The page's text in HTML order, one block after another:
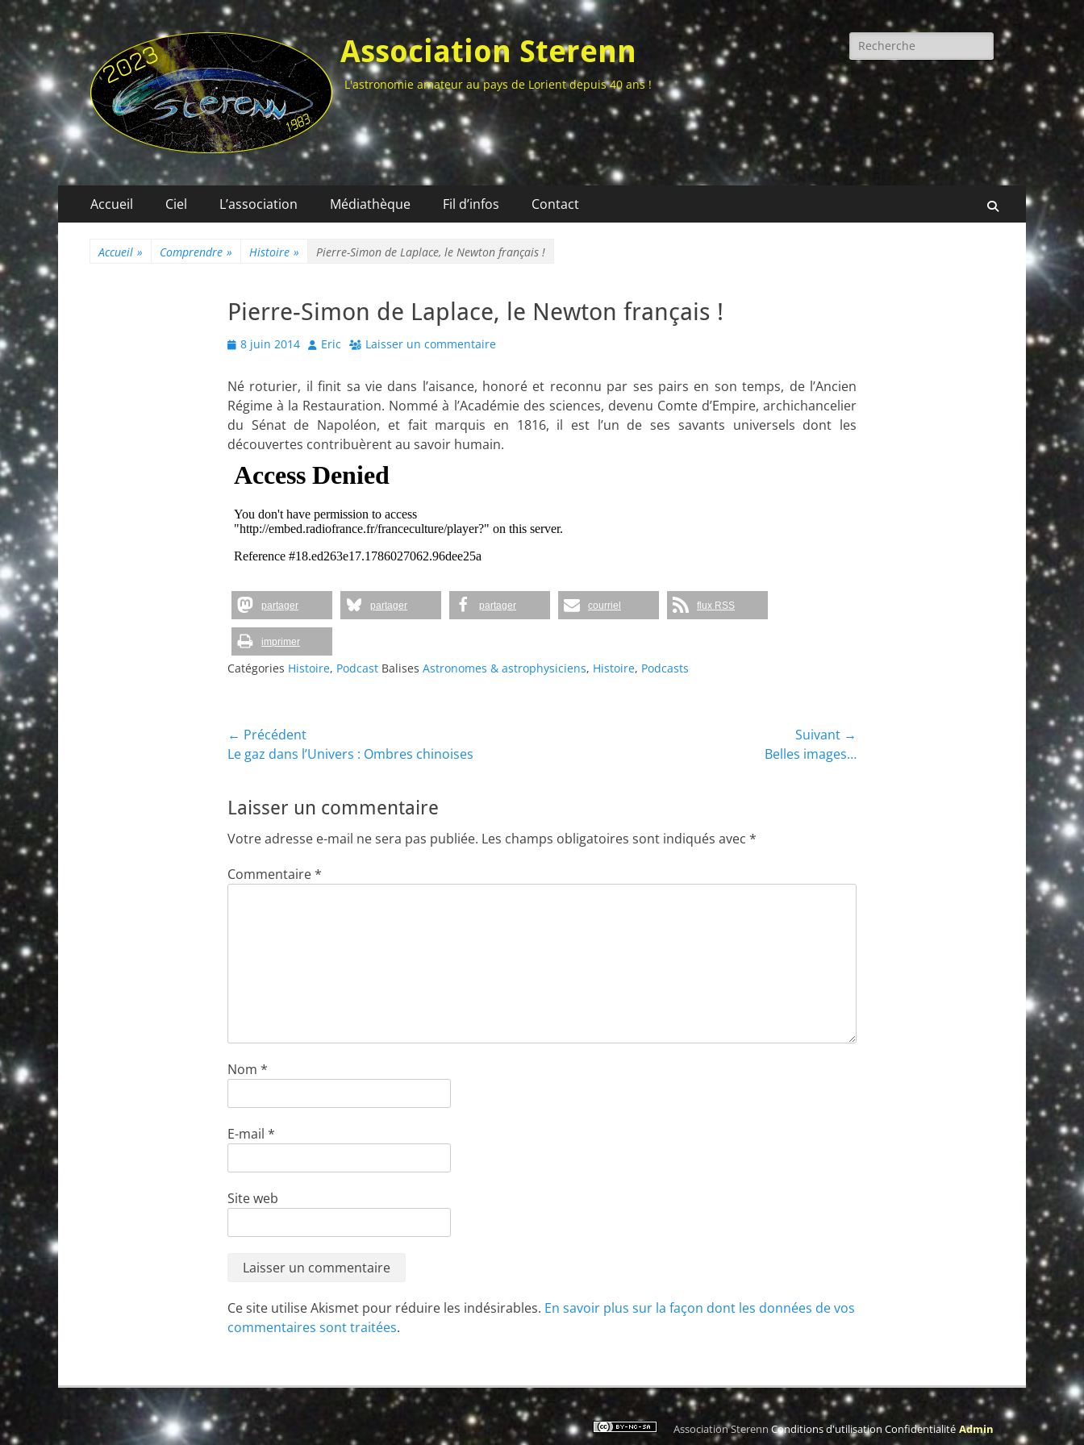
Association Sterenn
L'astronomie amateur au pays de Lorient depuis 40 ans !
Rechercher :
Menu
principal
Accueil Ciel L’association Médiathèque Fil d’infos Contact Recherche
Accueil » Comprendre » Histoire » Pierre-Simon de Laplace, le Newton français !
Pierre-Simon de Laplace, le Newton français !
Posted
8 juin 2014 Author
Eric Laisser un commentaire
Né roturier, il finit sa vie dans l’aisance, honoré et reconnu par ses pairs en son temps, de l’Ancien
Régime à la Restauration. Nommé à l’Académie des sciences, devenu Comte d’Empire, archichancelier
du Sénat de Napoléon, et fait marquis en 1816, il est l’un de ses savants universels dont les
découvertes contribuèrent au savoir humain.
partager partager partager courriel flux RSS
imprimer
Catégories Histoire, Podcast Balises Astronomes & astrophysiciens, Histoire, Podcasts
Navigation
de
l’article
← Précédent
Article
Le gaz dans l’Univers : Ombres chinoises
Suivant →
Belles images…
Laisser un commentaire
Votre adresse e-mail ne sera pas publiée. Les champs obligatoires sont indiqués avec *
Commentaire*
Nom *
E-mail *
Site web
Ce site utilise Akismet pour réduire les indésirables. En savoir plus sur la façon dont les données de vos
commentaires sont traitées.
Association Sterenn Conditions d'utilisation Confidentialité Admin